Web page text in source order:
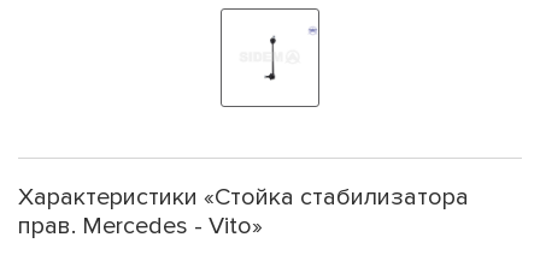
Характеристики «Стойка стабилизатора
прав. Mercedes - Vito»